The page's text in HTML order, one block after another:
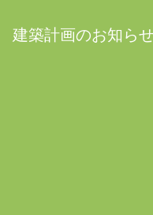
建築計画のお知ら